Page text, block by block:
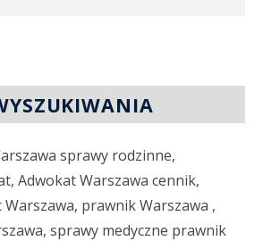
sprawy rodzinne,
Adwokat Warszawa cennik,
prawnik Warszawa ,
sprawy medyczne prawnik